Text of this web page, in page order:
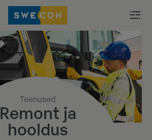
Teenused
Remont ja
hooldus